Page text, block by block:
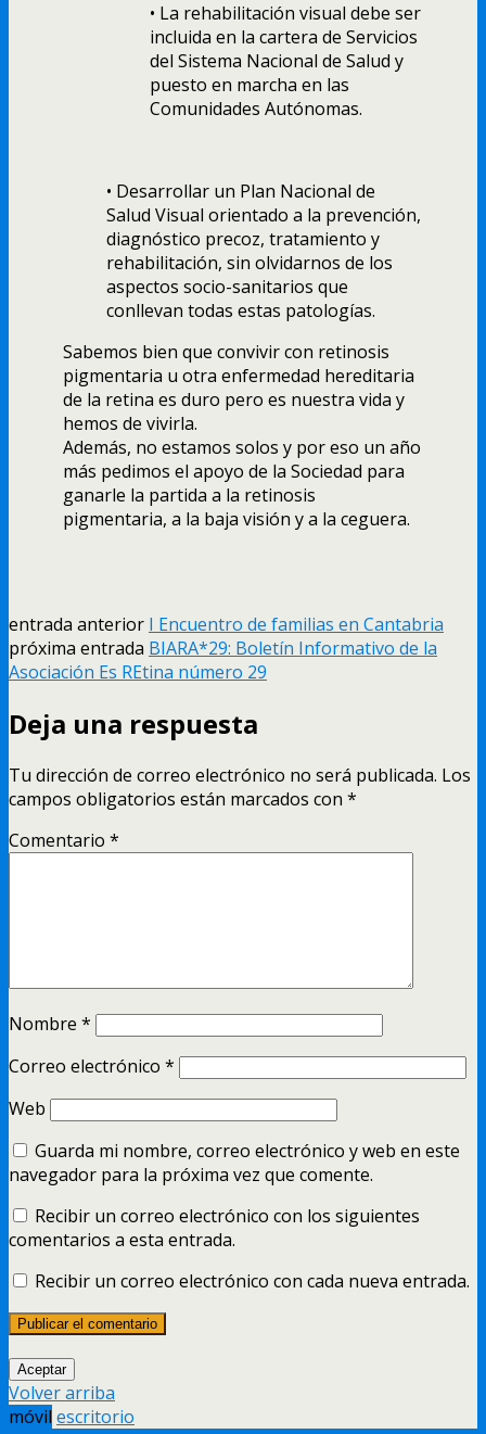
• La rehabilitación visual debe ser
incluida en la cartera de Servicios
del Sistema Nacional de Salud y
puesto en marcha en las
Comunidades Autónomas.
• Desarrollar un Plan Nacional de
Salud Visual orientado a la prevención,
diagnóstico precoz, tratamiento y
rehabilitación, sin olvidarnos de los
aspectos socio-sanitarios que
conllevan todas estas patologías.
Sabemos bien que convivir con retinosis
pigmentaria u otra enfermedad hereditaria
de la retina es duro pero es nuestra vida y
hemos de vivirla.
Además, no estamos solos y por eso un año
más pedimos el apoyo de la Sociedad para
ganarle la partida a la retinosis
pigmentaria, a la baja visión y a la ceguera.
entrada anterior I Encuentro de familias en Cantabria
próxima entrada BIARA*29: Boletín Informativo de la
Asociación Es REtina número 29
Deja una respuesta
Tu dirección de correo electrónico no será publicada. Los
campos obligatorios están marcados con *
Comentario *
Nombre *
Correo electrónico *
Web
Guarda mi nombre, correo electrónico y web en este
navegador para la próxima vez que comente.
Recibir un correo electrónico con los siguientes
comentarios a esta entrada.
Recibir un correo electrónico con cada nueva entrada.
Aceptar
Volver arriba
móvil escritorio